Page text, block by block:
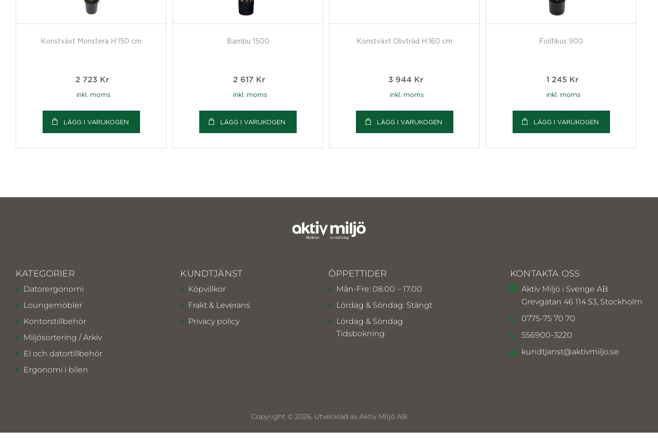
Konstväxt Monstera H:150 cm
2 723 Kr
inkl. moms
LÄGG I VARUKOGEN
Bambu 1500
2 617 Kr
inkl. moms
LÄGG I VARUKOGEN
Konstväxt Olivträd H:160 cm
3 944 Kr
inkl. moms
LÄGG I VARUKOGEN
Fiolfikus 900
1 245 Kr
inkl. moms
LÄGG I VARUKOGEN
KATEGORIER
Datorergonomi
Loungemöbler
Kontorstillbehör
Miljösortering / Arkiv
El och datortillbehör
Ergonomi i bilen
KUNDTJÄNST
Köpvillkor
Frakt & Leverans
Privacy policy
ÖPPETTIDER
Mån-Fre: 08.00 – 17.00
Lördag & Söndag: Stängt
Lördag & Söndag
Tidsbokning
KONTAKTA OSS
Aktiv Miljö i Sverige AB
Grevgatan 46 114 53, Stockholm
0775-75 70 70
556900-3220
kundtjanst@aktivmiljo.se
Copyright © 2026. Utvecklad av Aktiv Miljö AB